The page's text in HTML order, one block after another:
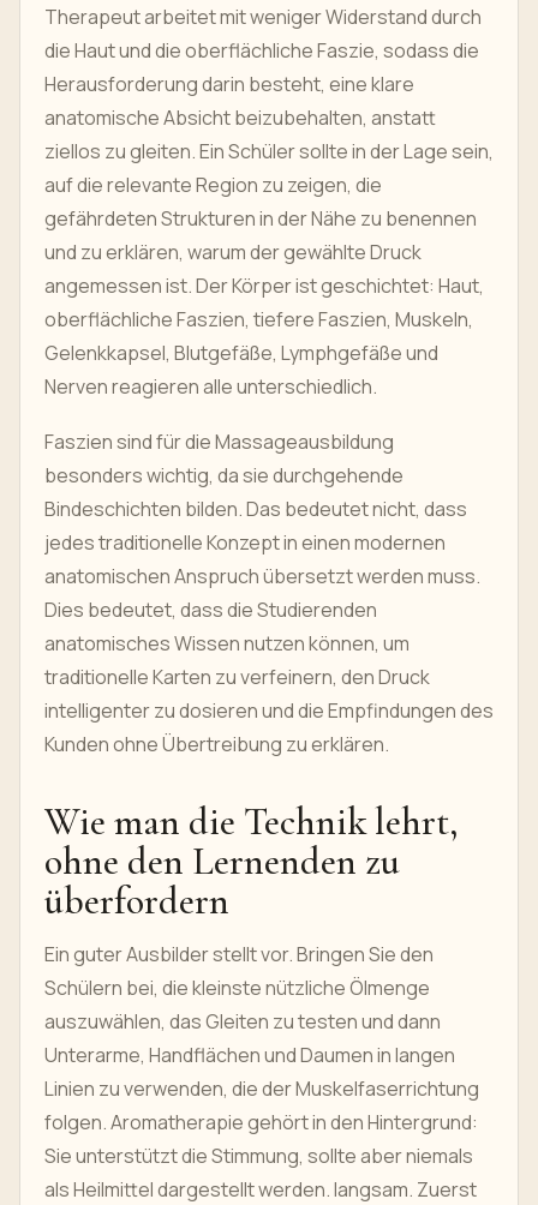
Therapeut arbeitet mit weniger Widerstand durch
die Haut und die oberflächliche Faszie, sodass die
Herausforderung darin besteht, eine klare
anatomische Absicht beizubehalten, anstatt
ziellos zu gleiten. Ein Schüler sollte in der Lage sein,
auf die relevante Region zu zeigen, die
gefährdeten Strukturen in der Nähe zu benennen
und zu erklären, warum der gewählte Druck
angemessen ist. Der Körper ist geschichtet: Haut,
oberflächliche Faszien, tiefere Faszien, Muskeln,
Gelenkkapsel, Blutgefäße, Lymphgefäße und
Nerven reagieren alle unterschiedlich.
Faszien sind für die Massageausbildung
besonders wichtig, da sie durchgehende
Bindeschichten bilden. Das bedeutet nicht, dass
jedes traditionelle Konzept in einen modernen
anatomischen Anspruch übersetzt werden muss.
Dies bedeutet, dass die Studierenden
anatomisches Wissen nutzen können, um
traditionelle Karten zu verfeinern, den Druck
intelligenter zu dosieren und die Empfindungen des
Kunden ohne Übertreibung zu erklären.
Wie man die Technik lehrt,
ohne den Lernenden zu
überfordern
Ein guter Ausbilder stellt vor. Bringen Sie den
Schülern bei, die kleinste nützliche Ölmenge
auszuwählen, das Gleiten zu testen und dann
Unterarme, Handflächen und Daumen in langen
Linien zu verwenden, die der Muskelfaserrichtung
folgen. Aromatherapie gehört in den Hintergrund:
Sie unterstützt die Stimmung, sollte aber niemals
als Heilmittel dargestellt werden. langsam. Zuerst